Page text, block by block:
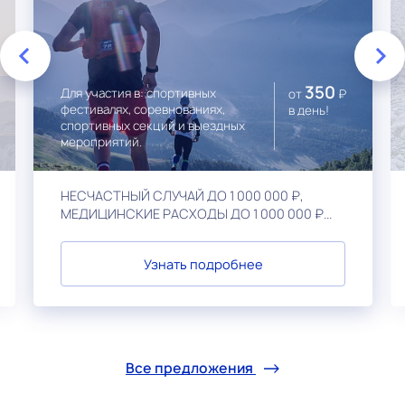
Для участия в: спортивных
фестивалях, соревнованиях,
спортивных секций и выездных
мероприятий.
от 350 ₽
в день!
НЕСЧАСТНЫЙ СЛУЧАЙ ДО 1 000 000 ₽,
МЕДИЦИНСКИЕ РАСХОДЫ ДО 1 000 000 ₽...
Узнать подробнее
Все предложения